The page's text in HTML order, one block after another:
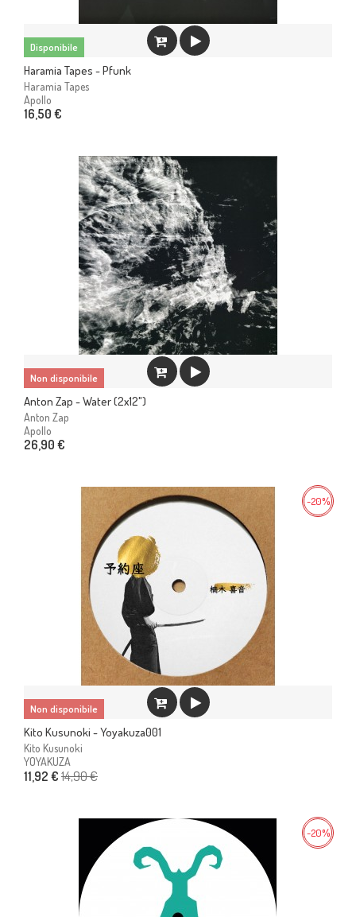
Disponibile
Haramia Tapes - Pfunk
Haramia Tapes
Apollo
16,50 €
Non disponibile
Anton Zap - Water (2x12")
Anton Zap
Apollo
26,90 €
Non disponibile
Kito Kusunoki - Yoyakuza001
Kito Kusunoki
YOYAKUZA
11,92 € 14,90 €
-20%
-20%